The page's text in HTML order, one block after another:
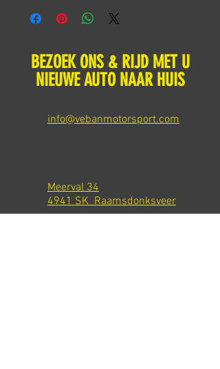
BEZOEK ONS & RIJD MET U
NIEUWE AUTO NAAR HUIS
info@vebanmotorsport.com
Meerval 34
4941 SK Raamsdonksveer